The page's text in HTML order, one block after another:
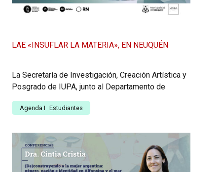
LAE «INSUFLAR LA MATERIA», EN NEUQUÉN
La Secretaría de Investigación, Creación Artística y
Posgrado de IUPA, junto al Departamento de
Agenda I Estudiantes